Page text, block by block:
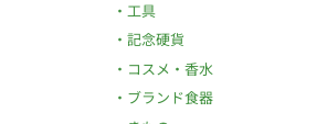
工具
記念硬貨
コスメ・香水
ブランド食器